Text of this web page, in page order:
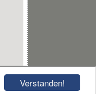
Verstanden!